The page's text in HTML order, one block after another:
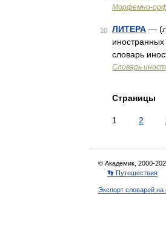
Морфемно-
10 ЛИТЕРА —
словарь
Словарь
Страницы
1 2
© Академик, 2000-
👣 Путешествия
Экспорт словарей на